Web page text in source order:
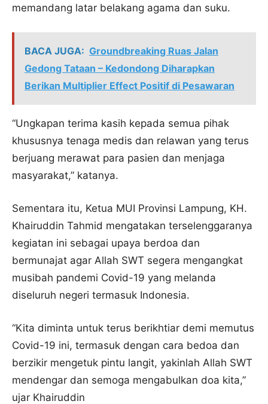
memandang latar belakang agama dan suku.
BACA JUGA: Groundbreaking Ruas Jalan
Gedong Tataan – Kedondong Diharapkan
Berikan Multiplier Effect Positif di Pesawaran
“Ungkapan terima kasih kepada semua pihak
khususnya tenaga medis dan relawan yang terus
berjuang merawat para pasien dan menjaga
masyarakat,” katanya.
Sementara itu, Ketua MUI Provinsi Lampung, KH.
Khairuddin Tahmid mengatakan terselenggaranya
kegiatan ini sebagai upaya berdoa dan
bermunajat agar Allah SWT segera mengangkat
musibah pandemi Covid-19 yang melanda
diseluruh negeri termasuk Indonesia.
“Kita diminta untuk terus berikhtiar demi memutus
Covid-19 ini, termasuk dengan cara bedoa dan
berzikir mengetuk pintu langit, yakinlah Allah SWT
mendengar dan semoga mengabulkan doa kita,”
ujar Khairuddin